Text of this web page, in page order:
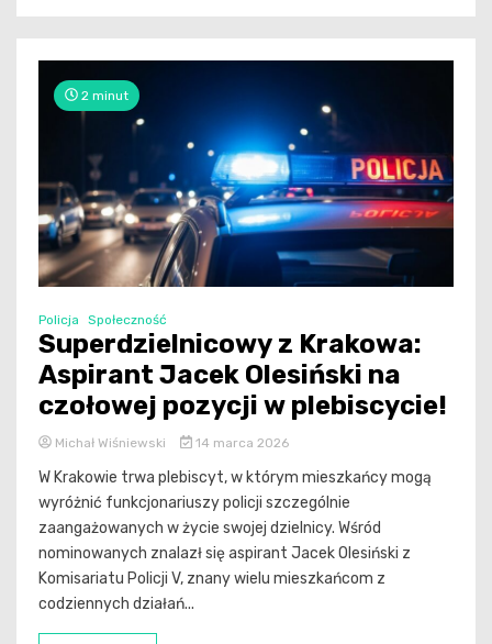
2 minut
Policja Społeczność
Superdzielnicowy z Krakowa:
Aspirant Jacek Olesiński na
czołowej pozycji w plebiscycie!
Michał Wiśniewski 14 marca 2026
W Krakowie trwa plebiscyt, w którym mieszkańcy mogą
wyróżnić funkcjonariuszy policji szczególnie
zaangażowanych w życie swojej dzielnicy. Wśród
nominowanych znalazł się aspirant Jacek Olesiński z
Komisariatu Policji V, znany wielu mieszkańcom z
codziennych działań...